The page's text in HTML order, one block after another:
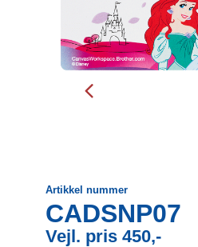
Artikkel nummer
CADSNP07
Vejl. pris 450,-